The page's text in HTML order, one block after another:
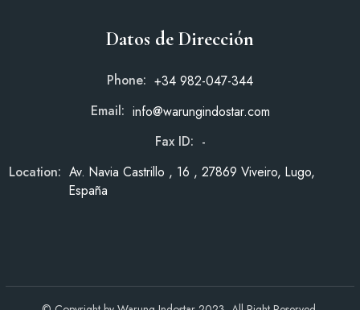
Datos de Dirección
Phone: +34 982-047-344
Email: info@warungindostar.com
Fax ID: -
Location: Av. Navia Castrillo , 16 , 27869 Viveiro, Lugo,
España